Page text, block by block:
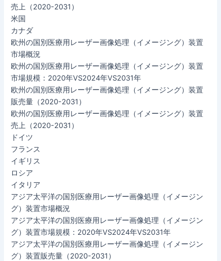
売上（2020-2031）
米国
カナダ
欧州の国別医療用レーザー画像処理（イメージング）装置
市場概況
欧州の国別医療用レーザー画像処理（イメージング）装置
市場規模：2020年VS2024年VS2031年
欧州の国別医療用レーザー画像処理（イメージング）装置
販売量（2020-2031）
欧州の国別医療用レーザー画像処理（イメージング）装置
売上（2020-2031）
ドイツ
フランス
イギリス
ロシア
イタリア
アジア太平洋の国別医療用レーザー画像処理（イメージン
グ）装置市場概況
アジア太平洋の国別医療用レーザー画像処理（イメージン
グ）装置市場規模：2020年VS2024年VS2031年
アジア太平洋の国別医療用レーザー画像処理（イメージン
グ）装置販売量（2020-2031）